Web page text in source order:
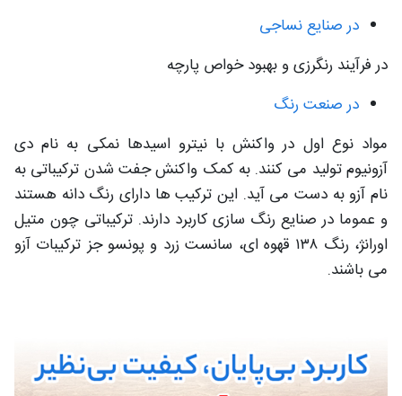
در صنایع نساجی
در فرآیند رنگرزی و بهبود خواص پارچه
در صنعت رنگ
مواد نوع اول در واکنش با نیترو اسیدها نمکی به نام دی
آزونیوم تولید می کنند. به کمک واکنش جفت شدن ترکیباتی به
نام آزو به دست می آید. این ترکیب ها دارای رنگ دانه هستند
و عموما در صنایع رنگ سازی کاربرد دارند. ترکیباتی چون متیل
اورانژ، رنگ ۱۳۸ قهوه ای، سانست زرد و پونسو جز ترکیبات آزو
می باشند.